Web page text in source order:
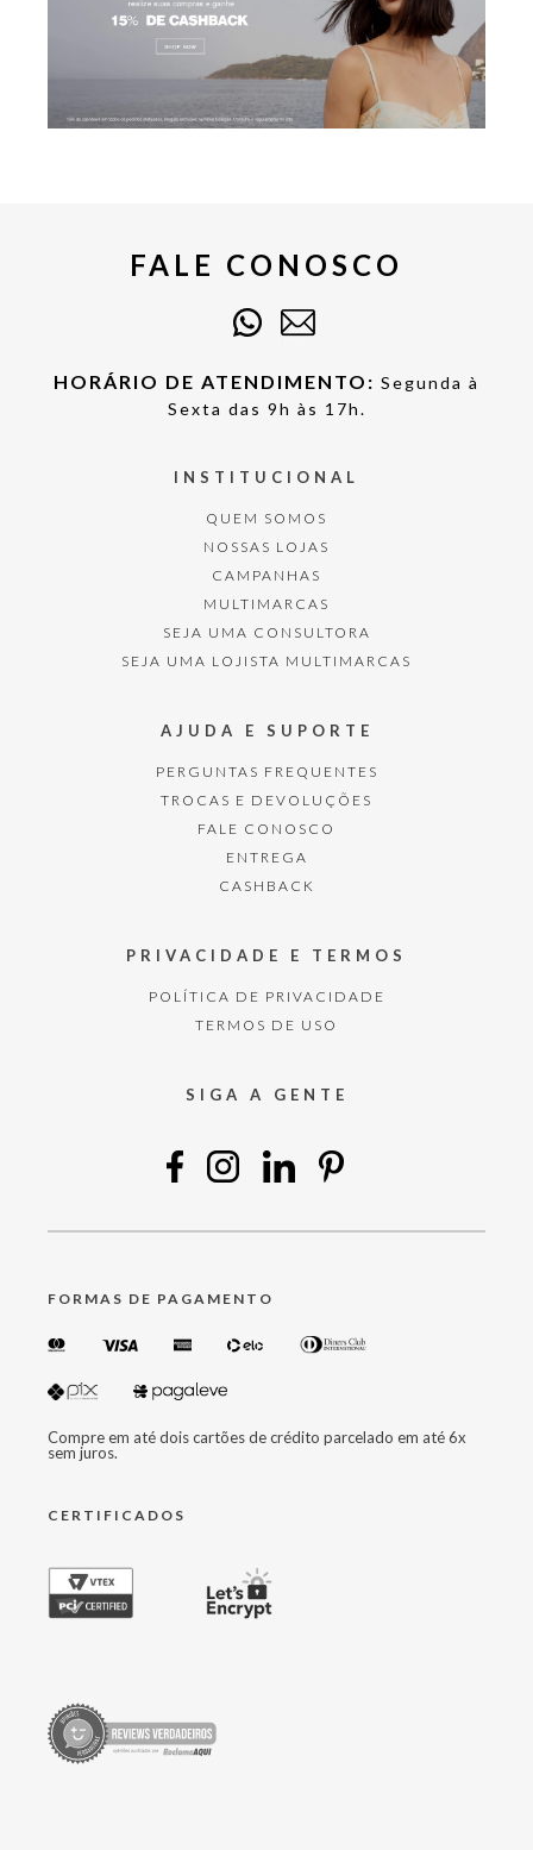
FALE CONOSCO
HORÁRIO DE ATENDIMENTO: Segunda à
Sexta das 9h às 17h.
INSTITUCIONAL
QUEM SOMOS
NOSSAS LOJAS
CAMPANHAS
MULTIMARCAS
SEJA UMA CONSULTORA
SEJA UMA LOJISTA MULTIMARCAS
AJUDA E SUPORTE
PERGUNTAS FREQUENTES
TROCAS E DEVOLUÇÕES
FALE CONOSCO
ENTREGA
CASHBACK
PRIVACIDADE E TERMOS
POLÍTICA DE PRIVACIDADE
TERMOS DE USO
SIGA A GENTE
FORMAS DE PAGAMENTO
Compre em até dois cartões de crédito parcelado em até 6x
sem juros.
CERTIFICADOS